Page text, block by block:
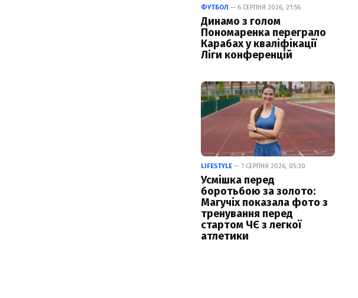
ФУТБОЛ — 6 СЕРПНЯ 2026, 21:56
Динамо з голом
Пономаренка переграло
Карабах у кваліфікації
Ліги конференцій
LIFESTYLE — 7 СЕРПНЯ 2026, 05:30
Усмішка перед
боротьбою за золото:
Магучіх показала фото з
тренування перед
стартом ЧЄ з легкої
атлетики